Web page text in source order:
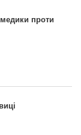
проти